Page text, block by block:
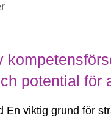
potential för
En viktig grund för